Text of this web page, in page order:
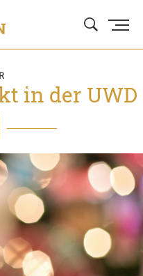
in der UWD